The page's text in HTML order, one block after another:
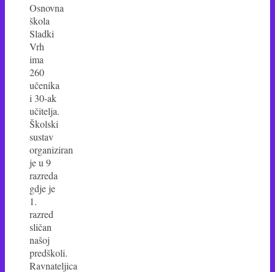
Osnovna
škola
Sladki
Vrh
ima
260
učenika
i 30-ak
učitelja.
Školski
sustav
organiziran
je u 9
razreda
gdje je
1.
razred
sličan
našoj
predškoli.
Ravnateljica